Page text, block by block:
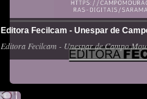
Editora Fecilcam - Unespar de
Editora Fecilcam - Unespar de Campo